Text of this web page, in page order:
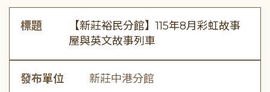
標題
【新莊裕民分館】115年8月彩虹故事
屋與英文故事列車
發布單位 新莊中港分館